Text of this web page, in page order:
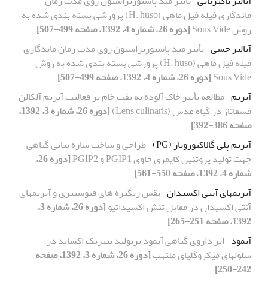
ماندگاری فیله فیل ماهی (H. huso) پرورشی بسته بندی شده به
روش Sous Vide
[دوره 26، شماره 4، 1392، صفحه 499-507]
آنالیز حسی تأثیر متد پاستوریزاسیون روی مدت زمان ماندگاری
فیله فیل ماهی (H. huso) پرورشی بسته بندی شده به روش
Sous Vide[دوره 26، شماره 4، 1392، صفحه 499-507]
آنزیم مطالعه تأثیر خاک آلوده به نفت خام بر فعالیت آنزیم آلکالن
فسفاتاز در گیاه عدس (Lens culinaris)
[دوره 26، شماره 3، 1392،
صفحه 386-392]
آنزیم پلی گالاکتوروناز (PG)
طراحی و ساخت سازه بیانی گیاهی
جهت تولید پروتئین کایمری حاوی PGIP1 و PGIP2
[دوره 26،
شماره 4، 1392، صفحه 550-561]
آنزیمهای آنتی اکسیدان نقش رنگیزه های فتوسنتزی و آنزیمهای
آنتی اکسیدان در مقابل تنش اکسیداتیو
[دوره 26، شماره 3،
1392، صفحه 251-265]
آیمود اثر داروی گیاهی آیمود برتولید نیتریک اکساید در
سلولهای میکروگلیای ملتهب
[دوره 26، شماره 3، 1392، صفحه
242-250]